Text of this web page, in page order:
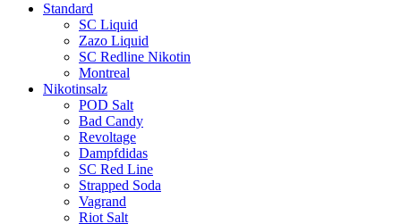
Standard
SC Liquid
Zazo Liquid
SC Redline Nikotin
Montreal
Nikotinsalz
POD Salt
Bad Candy
Revoltage
Dampfdidas
SC Red Line
Strapped Soda
Vagrand
Riot Salt